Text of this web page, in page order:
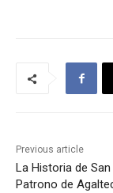
Previous article
La Historia de
Patrono de